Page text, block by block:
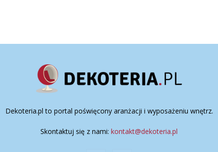
Dekoteria.pl to portal poświęcony aranżacji i wyposażeniu wnętrz.
Skontaktuj się z nami: kontakt@dekoteria.pl